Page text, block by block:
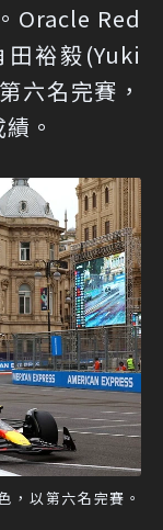
Oracle Red
裕毅(Yuki
六名完賽，
。
以第六名完賽。